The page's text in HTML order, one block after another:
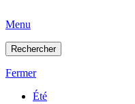
Menu
Rechercher
Fermer
Été